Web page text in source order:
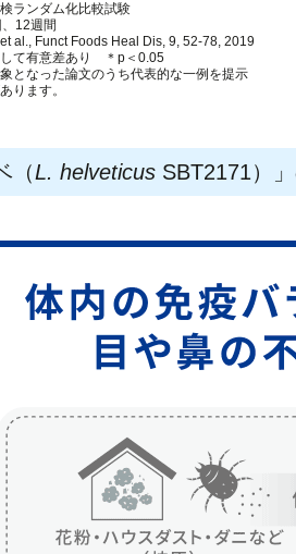
ランダム化比較試験
12週間
al., Funct Foods Heal Dis, 9, 52-78, 2019
して有意差あり ＊p＜0.05
となった論文のうち代表的な一例を提示
ります。
（L. helveticus SBT2171）